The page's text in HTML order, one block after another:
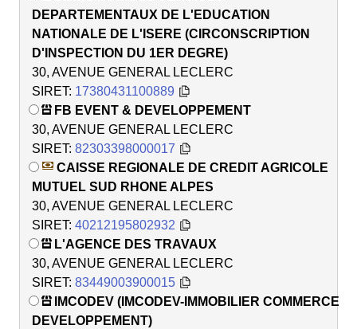
DEPARTEMENTAUX DE L'EDUCATION
NATIONALE DE L'ISERE (CIRCONSCRIPTION
D'INSPECTION DU 1ER DEGRE)
30, AVENUE GENERAL LECLERC
SIRET: 17380431100889
FB EVENT & DEVELOPPEMENT
30, AVENUE GENERAL LECLERC
SIRET: 82303398000017
CAISSE REGIONALE DE CREDIT AGRICOLE
MUTUEL SUD RHONE ALPES
30, AVENUE GENERAL LECLERC
SIRET: 40212195802932
L'AGENCE DES TRAVAUX
30, AVENUE GENERAL LECLERC
SIRET: 83449003900015
IMCODEV (IMCODEV-IMMOBILIER COMMERCE
DEVELOPPEMENT)